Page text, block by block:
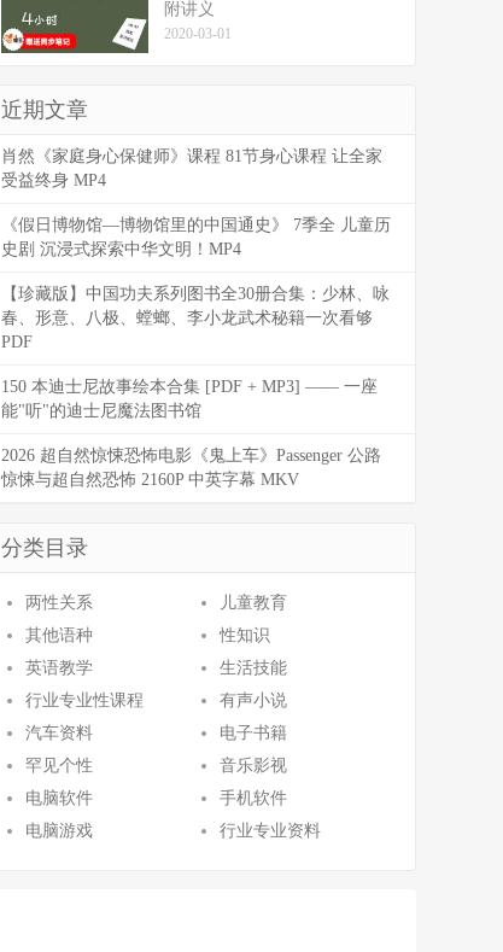
附讲义
2020-03-01
近期文章
肖然《家庭身心保健师》课程 81节身心课程 让全家
受益终身 MP4
《假日博物馆—博物馆里的中国通史》 7季全 儿童历
史剧 沉浸式探索中华文明！MP4
【珍藏版】中国功夫系列图书全30册合集：少林、咏
春、形意、八极、螳螂、李小龙武术秘籍一次看够
PDF
150 本迪士尼故事绘本合集 [PDF + MP3] —— 一座
能"听"的迪士尼魔法图书馆
2026 超自然惊悚恐怖电影《鬼上车》Passenger 公路
惊悚与超自然恐怖 2160P 中英字幕 MKV
分类目录
两性关系
儿童教育
其他语种
性知识
英语教学
生活技能
行业专业性课程
有声小说
汽车资料
电子书籍
罕见个性
音乐影视
电脑软件
手机软件
电脑游戏
行业专业资料